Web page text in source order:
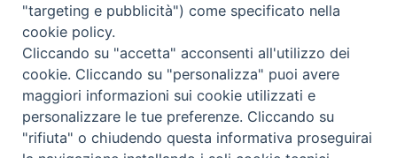
seguici su
Channel
Informativa Privacy
COPYRIGHT © 2013-2025
"targeting e pubblicità") come specificato nella
cookie policy.
Cliccando su "accetta" acconsenti all'utilizzo dei
cookie. Cliccando su "personalizza" puoi avere
maggiori informazioni sui cookie utilizzati e
personalizzare le tue preferenze. Cliccando su
"rifiuta" o chiudendo questa informativa proseguirai